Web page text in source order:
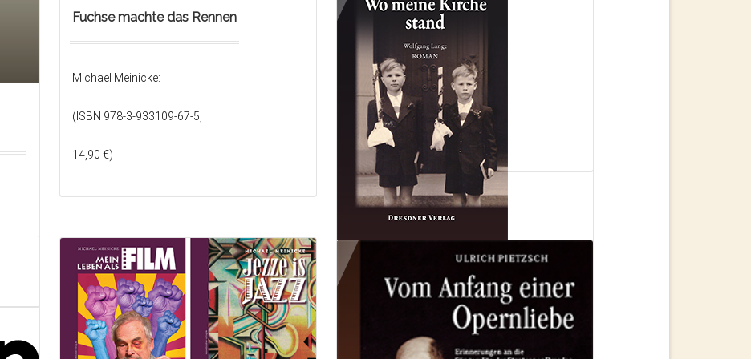
Fuchse machte das Rennen
Michael Meinicke:
(ISBN 978-3-933109-67-5,
14,90 €)
Christine Lehmann:
(ISBN 978-3-933109-64-4,
14,90 €)
Wo meine Kirche stand